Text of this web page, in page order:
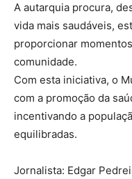
A autarquia procura,
vida mais saudáveis,
proporcionar
comunidade.
Com esta iniciativa, o
com a promoção da
incentivando a
equilibradas.
Jornalista: Edgar